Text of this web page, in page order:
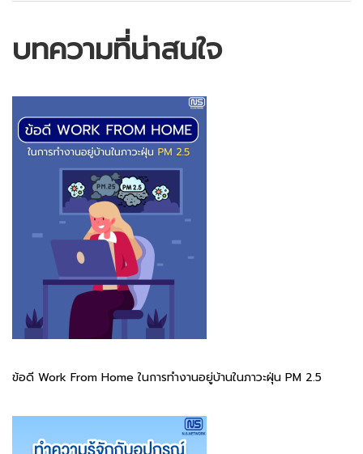
บทความที่น่าสนใจ
ข้อดี Work From Home ในการทำงานอยู่บ้านในภาวะฝุ่น PM 2.5